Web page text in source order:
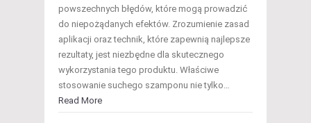
powszechnych błędów, które mogą prowadzić
do niepożądanych efektów. Zrozumienie zasad
aplikacji oraz technik, które zapewnią najlepsze
rezultaty, jest niezbędne dla skutecznego
wykorzystania tego produktu. Właściwe
stosowanie suchego szamponu nie tylko…
Read More